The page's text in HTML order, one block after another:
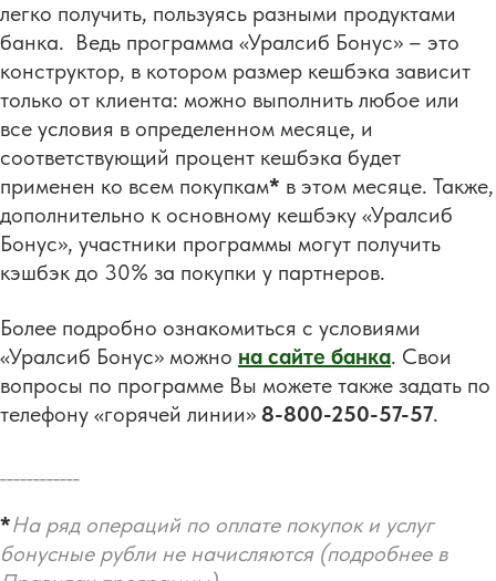
легко получить, пользуясь разными продуктами
банка. Ведь программа «Уралсиб Бонус» – это
конструктор, в котором размер кешбэка зависит
только от клиента: можно выполнить любое или
все условия в определенном месяце, и
соответствующий процент кешбэка будет
применен ко всем покупкам* в этом месяце. Также,
дополнительно к основному кешбэку «Уралсиб
Бонус», участники программы могут получить
кэшбэк до 30% за покупки у партнеров.
Более подробно ознакомиться с условиями
«Уралсиб Бонус» можно на сайте банка. Свои
вопросы по программе Вы можете также задать по
телефону «горячей линии» 8-800-250-57-57.
*На ряд операций по оплате покупок и услуг
бонусные рубли не начисляются (подробнее в